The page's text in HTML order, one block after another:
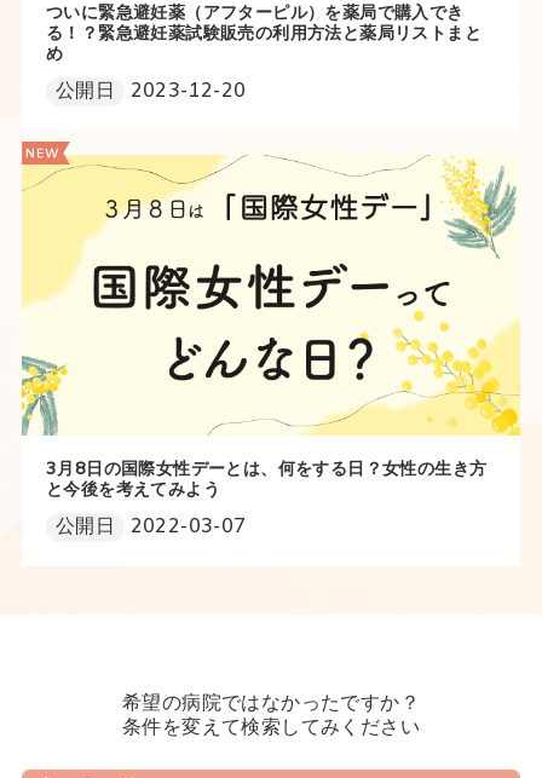
ついに緊急避妊薬（アフターピル）を薬局で購入でき
る！？緊急避妊薬試験販売の利用方法と薬局リストまと
め
公開日 2023-12-20
3月8日の国際女性デーとは、何をする日？女性の生き方
と今後を考えてみよう
公開日 2022-03-07
希望の病院ではなかったですか？
条件を変えて検索してみください